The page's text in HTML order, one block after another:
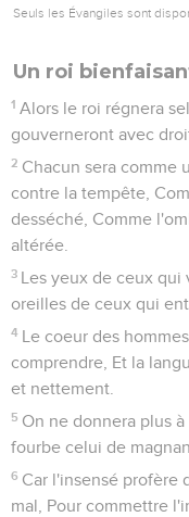
confus, languissant ;
10 Maintenant je me
exalté, Maintenant je
11 Vous avez conçu du
Votre souffle, C'est un
12 Les peuples seront
coupées Qui brûlent
13 Vous qui êtes loin,
êtes près, sachez
14 Les pécheurs sont
saisit les impies : Qui
dévorant ? Qui de
éternelles ? -
15 Celui qui marche
droiture, Qui méprise
secoue les mains pour
ferme l'oreille pour ne